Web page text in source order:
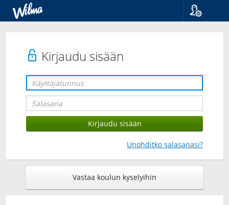
Kirjaudu sisään
Unohditko salasanasi?
Vastaa koulun kyselyihin